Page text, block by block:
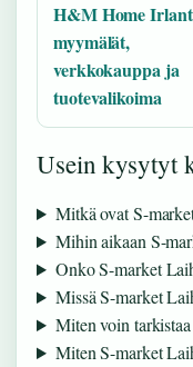
H&M Home
myymälät,
verkkokauppa ja
tuotevalikoima
Usein kysytyt
Mitkä ovat S-
Mihin aikaan S-
Onko S-market
Missä S-market
Miten voin
Miten S-market